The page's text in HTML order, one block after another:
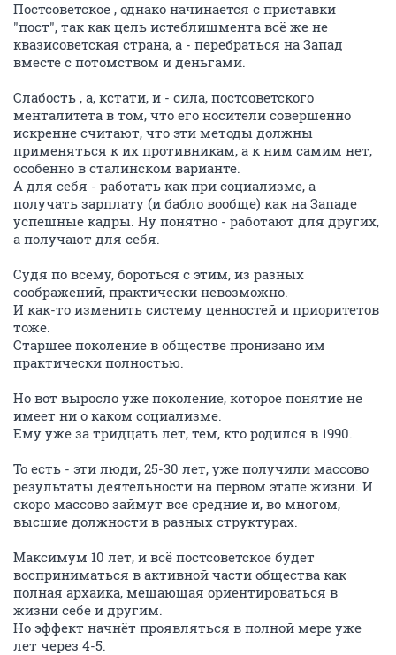
Постсоветское , однако начинается с приставки
"пост", так как цель истеблишмента всё же не
квазисоветская страна, а - перебраться на Запад
вместе с потомством и деньгами.
Слабость , а, кстати, и - сила, постсоветского
менталитета в том, что его носители совершенно
искренне считают, что эти методы должны
применяться к их противникам, а к ним самим нет,
особенно в сталинском варианте.
А для себя - работать как при социализме, а
получать зарплату (и бабло вообще) как на Западе
успешные кадры. Ну понятно - работают для других,
а получают для себя.
Судя по всему, бороться с этим, из разных
соображений, практически невозможно.
И как-то изменить систему ценностей и приоритетов
тоже.
Старшее поколение в обществе пронизано им
практически полностью.
Но вот выросло уже поколение, которое понятие не
имеет ни о каком социализме.
Ему уже за тридцать лет, тем, кто родился в 1990.
То есть - эти люди, 25-30 лет, уже получили массово
результаты деятельности на первом этапе жизни. И
скоро массово займут все средние и, во многом,
высшие должности в разных структурах.
Максимум 10 лет, и всё постсоветское будет
восприниматься в активной части общества как
полная архаика, мешающая ориентироваться в
жизни себе и другим.
Но эффект начнёт проявляться в полной мере уже
лет через 4-5.